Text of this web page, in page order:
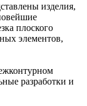
изделия,
плоского
элементов,
разработки и